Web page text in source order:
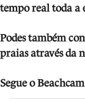
tempo real toda a
Podes também
praias através da
Segue o